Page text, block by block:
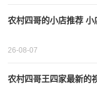
农村四哥的小店推荐 小
26-08-07
农村四哥王四家最新的